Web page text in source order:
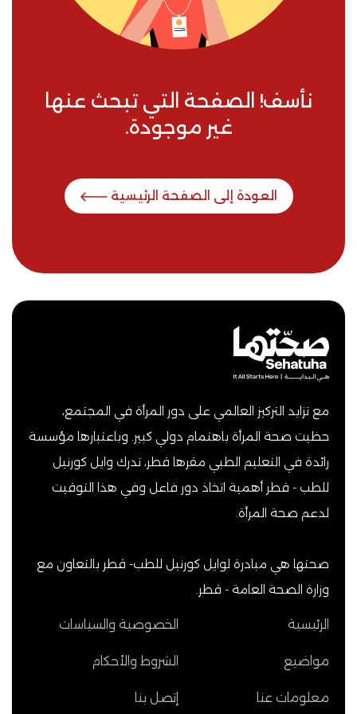
نأسف! الصفحة التي تبحث عنها
غير موجودة.
العودة إلى الصفحة الرئيسية
مع تزايد التركيز العالمي على دور المرأة في المجتمع،
حظيت صحة المرأة باهتمام دولي كبير. وباعتبارها مؤسسة
رائدة في التعليم الطبي مقرها قطر، تدرك وايل كورنيل
للطب - قطر أهمية اتخاذ دور فاعل وفي هذا التوقيت
لدعم صحة المرأة.
صحتها هي مبادرة لوايل كورنيل للطب- قطر بالتعاون مع
وزارة الصحة العامة - قطر.
الرئيسية
مواضيع
معلومات عنا
الخصوصية والسياسات
الشروط والأحكام
إتصل بنا